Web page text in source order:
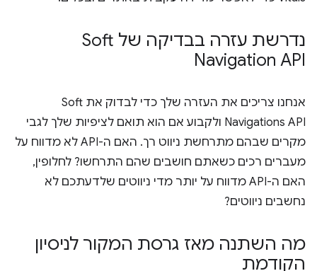
נדרשת עזרה בבדיקה של Soft
Navigation API
אנחנו צריכים את העזרה שלך כדי לבדוק את Soft
Navigations API ולקבוע אם הוא תואם לציפיות שלך לגבי
מקרים שבהם מתרחשת ניווט רך. האם ה-API לא מדווח על
מעברים רכים כשאתם חושבים שהם התרחשו? לחלופין,
האם ה-API מדווח על יותר מדי ניווטים שלדעתכם לא
נחשבים ניווטים?
מה השתנה מאז גרסת המקור לניסיון
הקודמת